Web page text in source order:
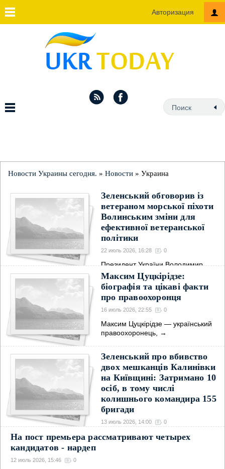
Авторизация
Новости Украины сегодня. » Новости » Украина
Зеленський обговорив із
ветераном морської піхоти
Волинським зміни для
ефективної ветеранської
політики
22 июль 2026, 16:28 0
Президент України Володимир
Зеленський провів→
Максим Цуцкірідзе:
біографія та цікаві факти
про правоохоронця
16 июль 2026, 22:55 0
Максим Цуцкірідзе — український
правоохоронець,
→
Зеленський про вбивство
двох мешканців Калинівки
на Київщині: Затримано 10
осіб, в тому числі
колишнього командира 155
бригади
13 июль 2026, 14:00 0
Президент України Володимир
На пост премьера рассматривают четырех
кандидатов - нардеп
12 июль 2026, 15:46 0